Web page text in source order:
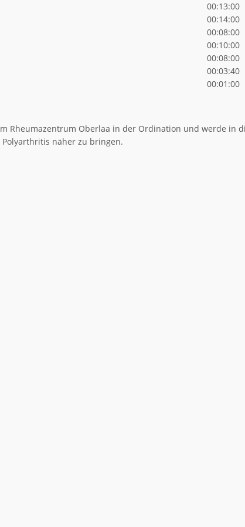
00:13:00
00:14:00
00:08:00
00:10:00
00:08:00
00:03:40
00:01:00
Rheumazentrum Oberlaa in der Ordination und werde in
näher zu bringen.